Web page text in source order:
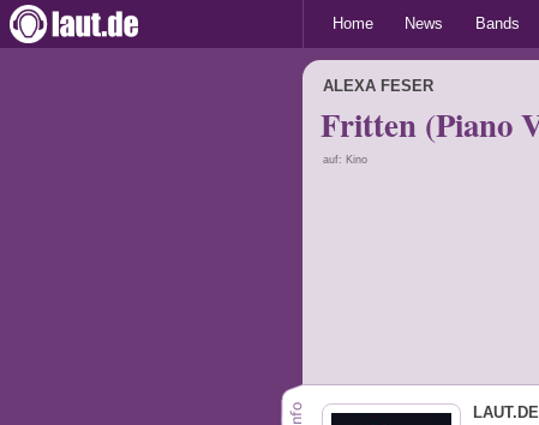
Home News Bands
ALEXA FESER
Fritten (Piano
auf: Kino